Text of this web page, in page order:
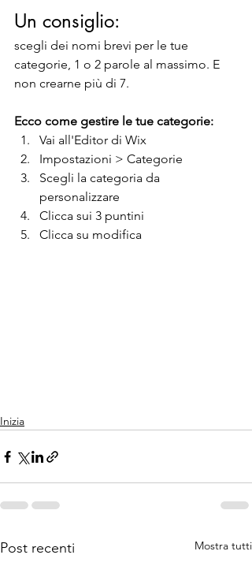
Un consiglio:
scegli dei nomi brevi per le tue
categorie, 1 o 2 parole al massimo. E
non crearne più di 7.
Ecco come gestire le tue categorie:
Vai all'Editor di Wix
Impostazioni > Categorie
Scegli la categoria da
personalizzare
Clicca sui 3 puntini
Clicca su modifica
Inizia
Post recenti Mostra tutti